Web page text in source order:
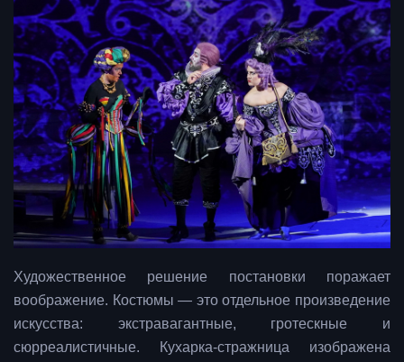
Художественное решение постановки поражает
воображение. Костюмы — это отдельное произведение
искусства: экстравагантные, гротескные и
сюрреалистичные. Кухарка-стражница изображена